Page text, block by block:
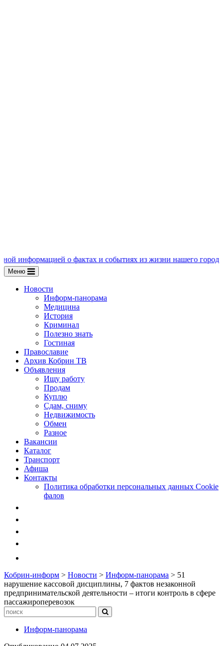
о фактах и событиях из жизни нашего города, пишите
Меню
Новости
Информ-панорама
Медицина
История
Криминал
Полезно знать
Гостиная
Православие
Архив Кобрин ТВ
Объявления
Ищу работу
Продам
Куплю
Сдам, сниму
Недвижимость
Обмен
Разное
Вакансии
Каталог
Транспорт
Афиша
Контакты
Политика обработки персональных данных Cookie
фалов
Кобрин-информ > Новости > Информ-панорама > 51
нарушение кассовой дисциплины, 7 фактов незаконной
предпринимательской деятельности – итоги контроль в сфере
пассажироперевозок
Информ-панорама